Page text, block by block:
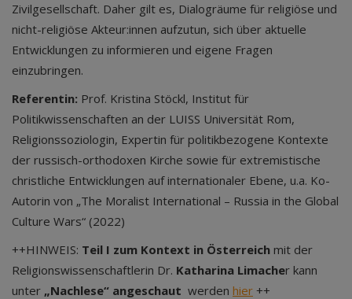
Zivilgesellschaft. Daher gilt es, Dialogräume für religiöse und
nicht-religiöse Akteur:innen aufzutun, sich über aktuelle
Entwicklungen zu informieren und eigene Fragen
einzubringen.
Referentin: Prof. Kristina Stöckl, Institut für
Politikwissenschaften an der LUISS Universität Rom,
Religionssoziologin, Expertin für politikbezogene Kontexte
der russisch-orthodoxen Kirche sowie für extremistische
christliche Entwicklungen auf internationaler Ebene, u.a. Ko-
Autorin von „The Moralist International – Russia in the Global
Culture Wars“ (2022)
++HINWEIS: Teil I zum Kontext in Österreich mit der
Religionswissenschaftlerin Dr. Katharina Limacher kann
unter „Nachlese“ angeschaut werden hier ++